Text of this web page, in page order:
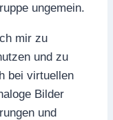
ungemein.
mir zu
und zu
bei virtuellen
Bilder
und